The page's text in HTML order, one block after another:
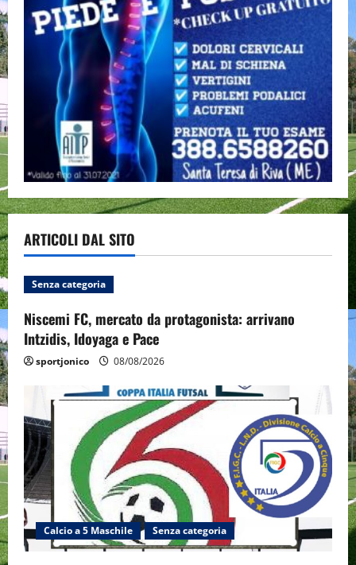
ARTICOLI DAL SITO
Senza categoria
Niscemi FC, mercato da protagonista: arrivano
Intzidis, Idoyaga e Pace
sportjonico 08/08/2026
Calcio a 5 Maschile Senza categoria